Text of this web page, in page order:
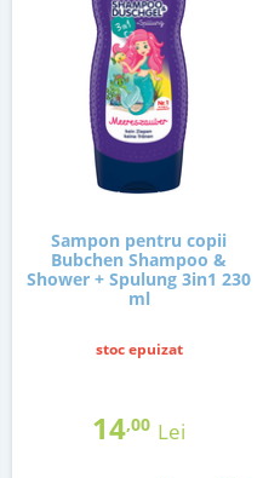
Sampon pentru copii
Bubchen Shampoo &
Shower + Spulung 3in1 230
ml
stoc epuizat
14,00 Lei